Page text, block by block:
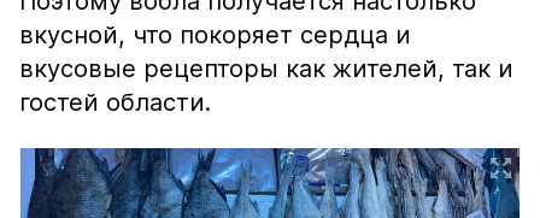
вкусной, что покоряет сердца и
вкусовые рецепторы как жителей, так и
гостей области.